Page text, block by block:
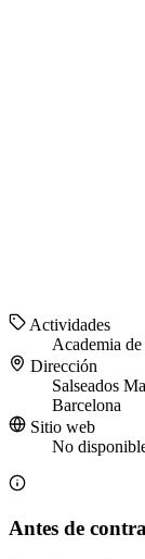
Actividades
Academia
Dirección
Salseados
Barcelona
Sitio web
No
Antes de